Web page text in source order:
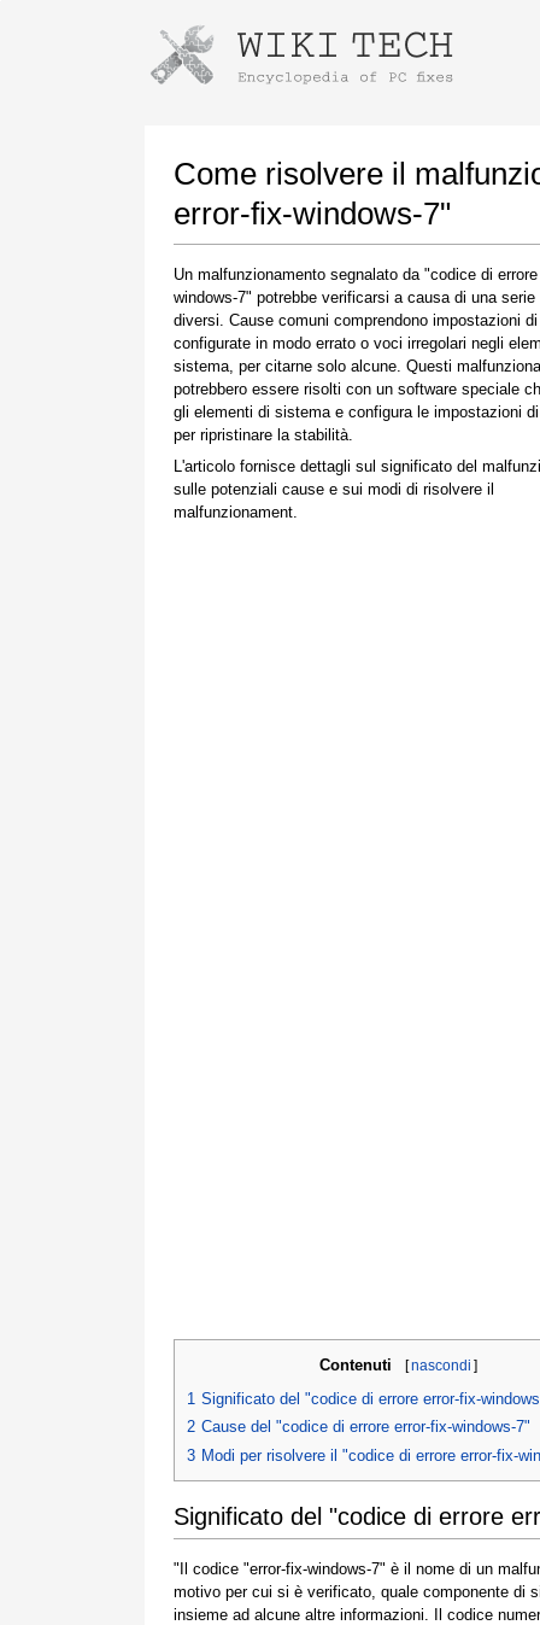
Come risolvere il
error-fix-windows-7"
Un malfunzionamento segnalato da "codice di
windows-7" potrebbe verificarsi a causa di una
diversi. Cause comuni comprendono impostazioni
configurate in modo errato o voci irregolari negli
sistema, per citarne solo alcune. Questi
potrebbero essere risolti con un software speciale
gli elementi di sistema e configura le impostazioni
per ripristinare la stabilità.
L'articolo fornisce dettagli sul significato del
sulle potenziali cause e sui modi di risolvere il
malfunzionament.
Contenuti [nascondi ]
1 Significato del "codice di errore error-fix-
2 Cause del "codice di errore error-fix-windows-7"
3 Modi per risolvere il "codice di errore error-fix-
Significato del "codice di errore
"Il codice "error-fix-windows-7" è il nome di un
motivo per cui si è verificato, quale componente di
insieme ad alcune altre informazioni. Il codice
Istruzioni per il download con
Una volta completato il download, fare clic sul
collegamento al file scaricato